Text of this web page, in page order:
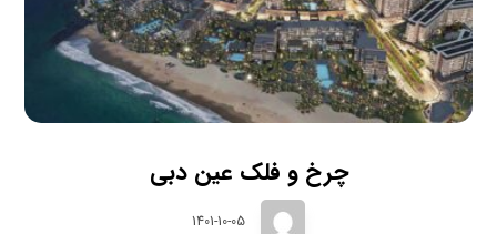
چرخ و فلک عین دبی
1401-10-05